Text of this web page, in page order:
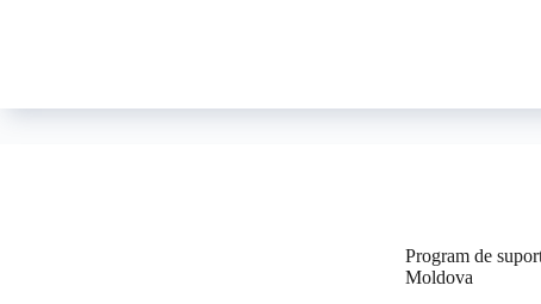
Program de
Moldova